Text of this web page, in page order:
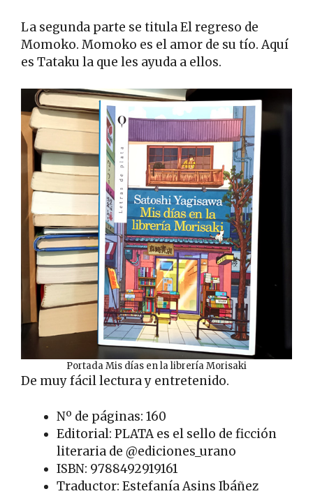
La segunda parte se titula El regreso de
Momoko. Momoko es el amor de su tío. Aquí
es Tataku la que les ayuda a ellos.
Portada Mis días en la librería Morisaki
De muy fácil lectura y entretenido.
Nº de páginas: 160
Editorial: PLATA es el sello de ficción
literaria de @ediciones_urano
ISBN: 9788492919161
Traductor: Estefanía Asins Ibáñez